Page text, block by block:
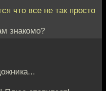
что все не так просто
знакомо?